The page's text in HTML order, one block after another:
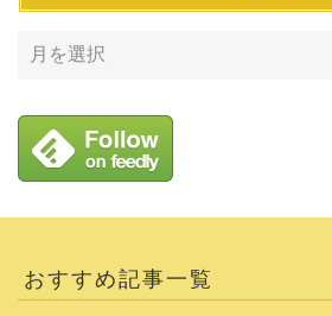
おすすめ記事一覧